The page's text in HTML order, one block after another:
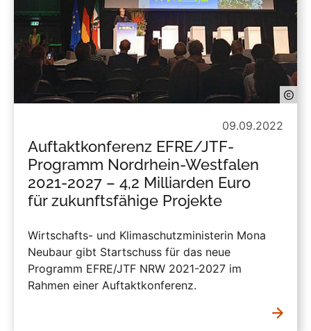
09.09.2022
Auftaktkonferenz EFRE/JTF-
Programm Nordrhein-Westfalen
2021-2027 – 4,2 Milliarden Euro
für zukunftsfähige Projekte
Wirtschafts- und Klimaschutzministerin Mona
Neubaur gibt Startschuss für das neue
Programm EFRE/JTF NRW 2021-2027 im
Rahmen einer Auftaktkonferenz.